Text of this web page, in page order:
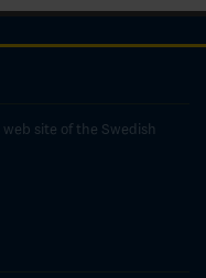
site of the Swedish